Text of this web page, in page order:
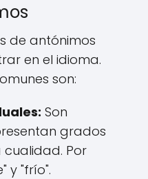
de antónimos
en el idioma.
son:
Son
grados
Por
y "frío".